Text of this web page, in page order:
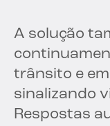
A solução
trânsito e
sinalizando
Respostas